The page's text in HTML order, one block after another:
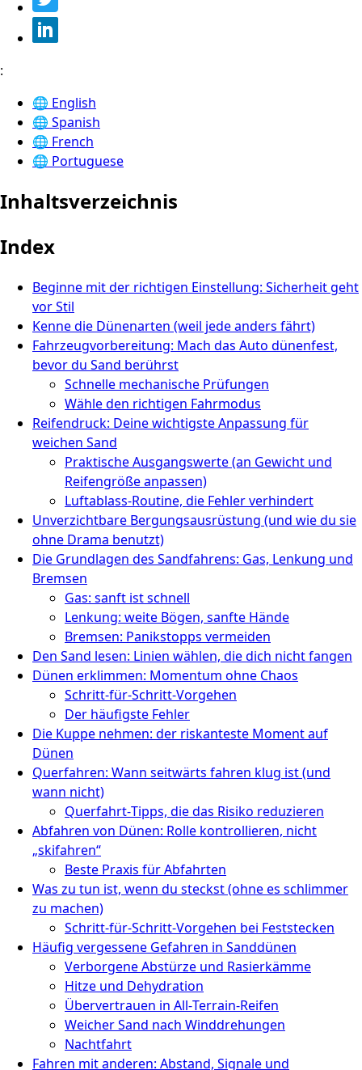
:
🌐 English
🌐 Spanish
🌐 French
🌐 Portuguese
Inhaltsverzeichnis
Index
Beginne mit der richtigen Einstellung: Sicherheit geht
vor Stil
Kenne die Dünenarten (weil jede anders fährt)
Fahrzeugvorbereitung: Mach das Auto dünenfest,
bevor du Sand berührst
Schnelle mechanische Prüfungen
Wähle den richtigen Fahrmodus
Reifendruck: Deine wichtigste Anpassung für
weichen Sand
Praktische Ausgangswerte (an Gewicht und
Reifengröße anpassen)
Luftablass‑Routine, die Fehler verhindert
Unverzichtbare Bergungsausrüstung (und wie du sie
ohne Drama benutzt)
Die Grundlagen des Sandfahrens: Gas, Lenkung und
Bremsen
Gas: sanft ist schnell
Lenkung: weite Bögen, sanfte Hände
Bremsen: Panikstopps vermeiden
Den Sand lesen: Linien wählen, die dich nicht fangen
Dünen erklimmen: Momentum ohne Chaos
Schritt‑für‑Schritt‑Vorgehen
Der häufigste Fehler
Die Kuppe nehmen: der riskanteste Moment auf
Dünen
Querfahren: Wann seitwärts fahren klug ist (und
wann nicht)
Querfahrt‑Tipps, die das Risiko reduzieren
Abfahren von Dünen: Rolle kontrollieren, nicht
„skifahren“
Beste Praxis für Abfahrten
Was zu tun ist, wenn du steckst (ohne es schlimmer
zu machen)
Schritt‑für‑Schritt‑Vorgehen bei Feststecken
Häufig vergessene Gefahren in Sanddünen
Verborgene Abstürze und Rasierkämme
Hitze und Dehydration
Übervertrauen in All‑Terrain‑Reifen
Weicher Sand nach Winddrehungen
Nachtfahrt
Fahren mit anderen: Abstand, Signale und